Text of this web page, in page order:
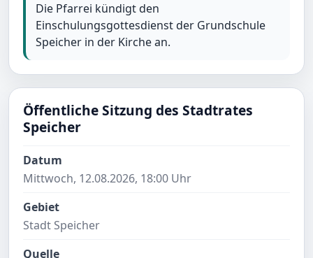
Die Pfarrei kündigt den
Einschulungsgottesdienst der Grundschule
Speicher in der Kirche an.
Öffentliche Sitzung des Stadtrates
Speicher
Datum
Mittwoch, 12.08.2026, 18:00 Uhr
Gebiet
Stadt Speicher
Quelle